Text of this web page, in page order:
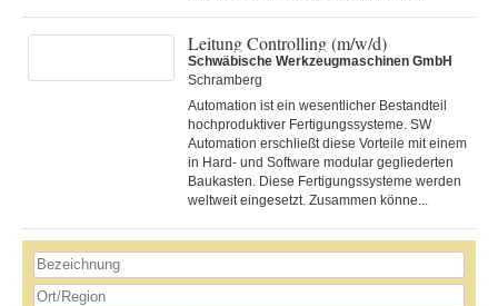
Leitung Controlling (m/w/d)
Schwäbische Werkzeugmaschinen GmbH
Schramberg
Automation ist ein wesentlicher Bestandteil
hochproduktiver Fertigungssysteme. SW
Automation erschließt diese Vorteile mit einem
in Hard- und Software modular gegliederten
Baukasten. Diese Fertigungs­systeme werden
weltweit eingesetzt. Zusammen könne...